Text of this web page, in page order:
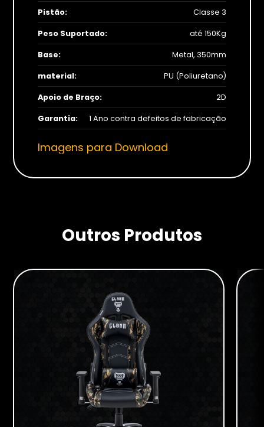
Pistão: Classe 3
Peso Suportado: até 150Kg
Base: Metal, 350mm
material: PU (Poliuretano)
Apoio de Braço: 2D
Garantia: 1 Ano contra defeitos de fabricação
Imagens para Download
Outros Produtos